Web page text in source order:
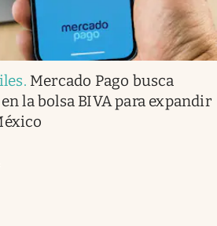
. Mercado Pago busca
la bolsa BIVA para expandir